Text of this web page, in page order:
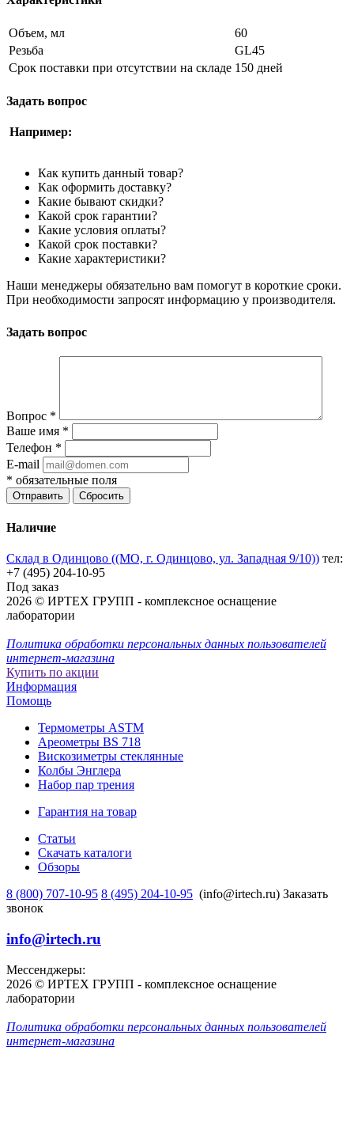
Объем, мл
60
Резьба
GL45
Срок поставки при отсутствии на складе 150 дней
Задать вопрос
Например:
Как купить данный товар?
Как оформить доставку?
Какие бывают скидки?
Какой срок гарантии?
Какие условия оплаты?
Какой срок поставки?
Какие характеристики?
Наши менеджеры обязательно вам помогут в короткие сроки.
При необходимости запросят информацию у производителя.
Задать вопрос
Вопрос *
Ваше имя *
Телефон *
E-mail
* обязательные поля
Отправить Сбросить
Наличие
Склад в Одинцово ((МО, г. Одинцово, ул. Западная 9/10)) тел:
+7 (495) 204-10-95
Под заказ
2026 © ИРТЕХ ГРУПП - комплексное оснащение
лаборатории
Политика обработки персональных данных пользователей
интернет-магазина
Купить по акции
Информация
Помощь
Термометры ASTM
Ареометры BS 718
Вискозиметры стеклянные
Колбы Энглера
Набор пар трения
Гарантия на товар
Статьи
Скачать каталоги
Обзоры
8 (800) 707-10-95 8 (495) 204-10-95 (info@irtech.ru) Заказать
звонок
info@irtech.ru
Мессенджеры:
2026 © ИРТЕХ ГРУПП - комплексное оснащение
лаборатории
Политика обработки персональных данных пользователей
интернет-магазина